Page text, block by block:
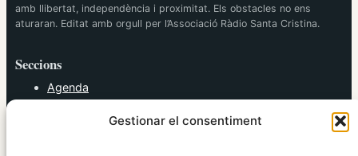
Gestionar el consentiment
amb llibertat, independència i proximitat. Els obstacles no ens
aturaran. Editat amb orgull per l’Associació Ràdio Santa Cristina.
Seccions
Agenda